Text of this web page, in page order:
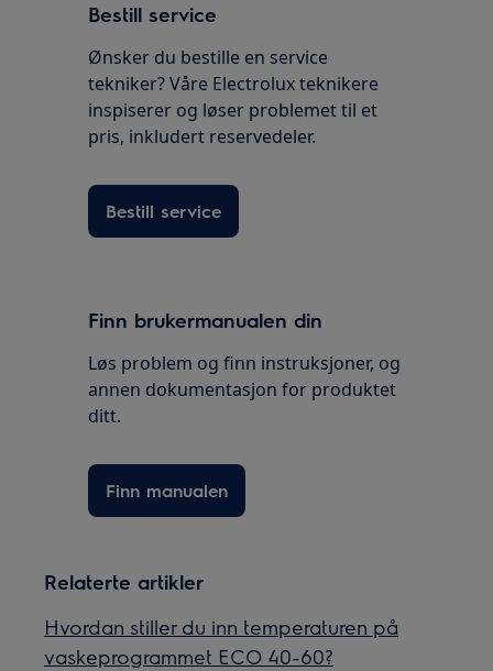
Bestill service
Ønsker du bestille en service
tekniker? Våre Electrolux teknikere
inspiserer og løser problemet til et
pris, inkludert reservedeler.
Bestill service
Finn brukermanualen din
Løs problem og finn instruksjoner, og
annen dokumentasjon for produktet
ditt.
Finn manualen
Relaterte artikler
Hvordan stiller du inn temperaturen på
vaskeprogrammet ECO 40-60?